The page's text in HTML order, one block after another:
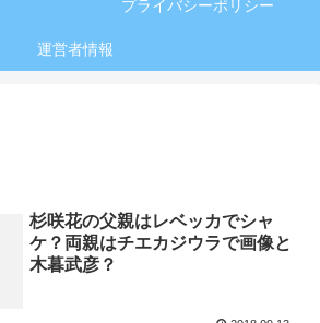
プライバシーポリシー
運営者情報
杉咲花の父親はレベッカでシャ
ケ？両親はチエカジウラで画像と
木暮武彦？